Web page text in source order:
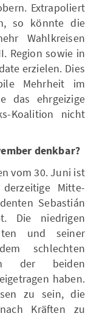
Extrapoliert
so könnte die
Wahlkreisen
Region sowie in
erzielen. Dies
Mehrheit im
das ehrgeizige
Koalition nicht
denkbar?
vom 30. Juni ist
Mitte-
Sebastián
Die niedrigen
und seiner
schlechten
der beiden
haben.
zu sein, die
Kräften zu